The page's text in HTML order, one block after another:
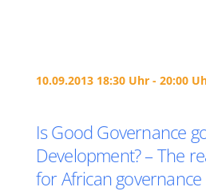
10.09.2013 18:30 Uhr - 20:00
Is Good Governance
Development? – The
for African governance